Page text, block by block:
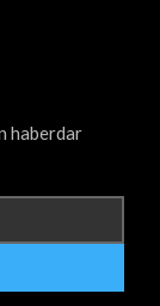
haberdar